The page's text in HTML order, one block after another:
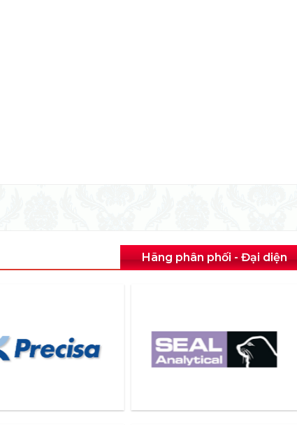
Hãng phân phối - Đại diện